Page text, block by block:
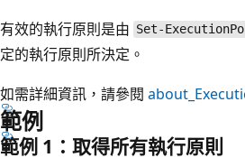
有效的執行原則是由 Set-
定的執行原則所決定。
如需詳細資訊，請參閱
範例
範例 1：取得所有執行原則